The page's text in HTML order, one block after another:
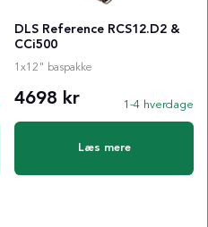
DLS Reference RCS12.D2 &
CCi500
1x12" baspakke
4698 kr 1-4 hverdage
Læs mere